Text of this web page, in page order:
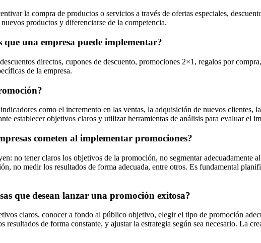
la compra de productos o servicios a través de ofertas especiales,
productos y diferenciarse de la competencia.
que una empresa puede implementar?
directos, cupones de descuento, promociones 2×1, regalos por
de la empresa.
como el incremento en las ventas, la adquisición de nuevos
establecer objetivos claros y utilizar herramientas de análisis para evaluar el
cometen al implementar promociones?
no tener claros los objetivos de la promoción, no segmentar
no medir los resultados de forma adecuada, entre otros. Es fundamental
que desean lanzar una promoción exitosa?
claros, conocer a fondo al público objetivo, elegir el tipo de promoción
resultados de forma constante, y ajustar la estrategia según sea necesario. La